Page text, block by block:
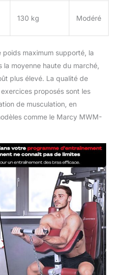
130 kg Modéré
poids maximum supporté, la
moyenne haute du marché,
plus élevé. La qualité de
proposés sont les
de musculation, en
comme le Marcy MWM-